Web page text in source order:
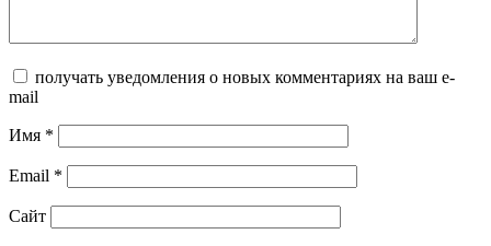
получать уведомления о новых комментариях на ваш e-
mail
Имя *
Email *
Сайт